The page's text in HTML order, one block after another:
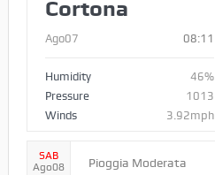
Cortona
Ago07 08:11
Humidity
46%
Pressure
1013
Winds
3.92mph
SAB
Ago08
Pioggia Moderata